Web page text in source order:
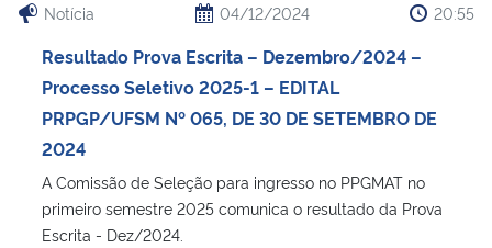
Notícia 04/12/2024 20:55
Resultado Prova Escrita – Dezembro/2024 –
Processo Seletivo 2025-1 – EDITAL
PRPGP/UFSM Nº 065, DE 30 DE SETEMBRO DE
2024
A Comissão de Seleção para ingresso no PPGMAT no
primeiro semestre 2025 comunica o resultado da Prova
Escrita - Dez/2024.